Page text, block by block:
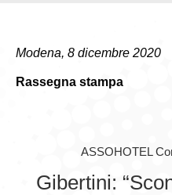
Modena, 8 dicembre 2020
Rassegna stampa
ASSOHOTEL
Gibertini: